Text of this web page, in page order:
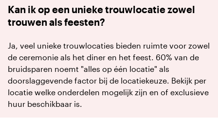
Kan ik op een unieke trouwlocatie zowel
trouwen als feesten?
Ja, veel unieke trouwlocaties bieden ruimte voor zowel
de ceremonie als het diner en het feest. 60% van de
bruidsparen noemt "alles op één locatie" als
doorslaggevende factor bij de locatiekeuze. Bekijk per
locatie welke onderdelen mogelijk zijn en of exclusieve
huur beschikbaar is.